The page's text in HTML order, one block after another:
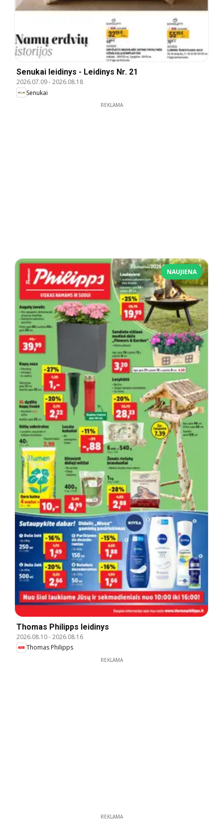
Senukai leidinys - Leidinys Nr. 21
2026.07.09-2026.08.18
Senukai
REKLAMA
NAUJIENA
Thomas Philipps leidinys
2026.08.10-2026.08.16
Thomas Philipps
REKLAMA
REKLAMA